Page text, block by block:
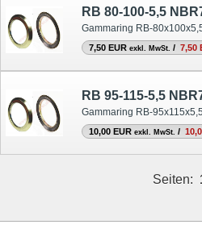
RB 80-100-5,5
Gammaring RB-
7,50 EUR exkl. MwSt. / 7,50
RB 95-115-5,5
Gammaring RB-
10,00 EUR exkl. MwSt. /
Seiten: